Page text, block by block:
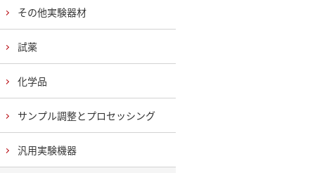
その他実験器材
試薬
化学品
サンプル調整とプロセッシング
汎用実験機器